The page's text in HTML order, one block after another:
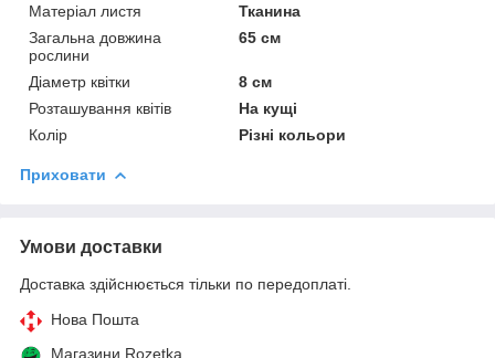
Матеріал листя
Тканина
Загальна довжина
рослини
65 см
Діаметр квітки
8 см
Розташування квітів
На кущі
Колір
Різні кольори
Приховати
Умови доставки
Доставка здійснюється тільки по передоплаті.
Нова Пошта
Магазини Rozetka